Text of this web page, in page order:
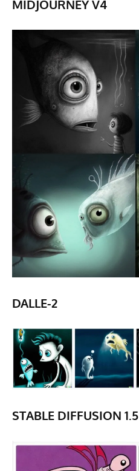
MIDJOURNEY V4
DALLE-2
STABLE DIFFUSION 1.5